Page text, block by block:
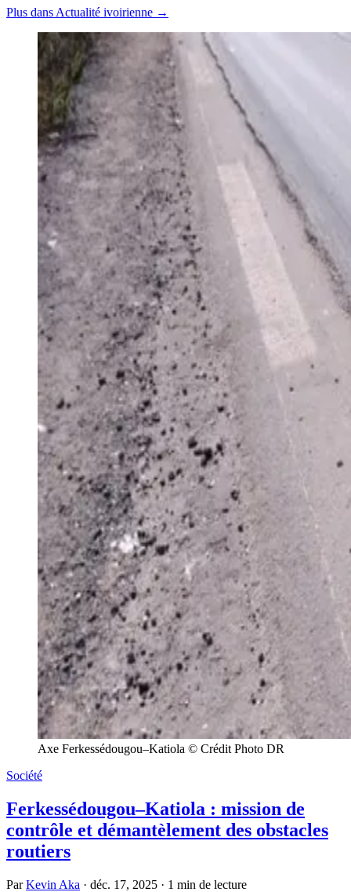
Plus dans Actualité ivoirienne →
Axe Ferkessédougou–Katiola © Crédit Photo DR
Société
Ferkessédougou–Katiola : mission de
contrôle et démantèlement des obstacles
routiers
ParKevin Aka · déc. 17, 2025 · 1 min de lecture